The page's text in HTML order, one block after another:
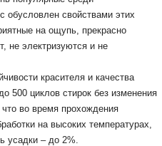
обусловлен свойствами этих
на ощупь, прекрасно
не электризуются и не
красителя и качества
500 циклов стирок без изменения
во время прохождения
на высоких температурах,
усадки – до 2%.